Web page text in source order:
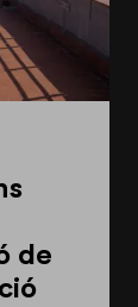
de